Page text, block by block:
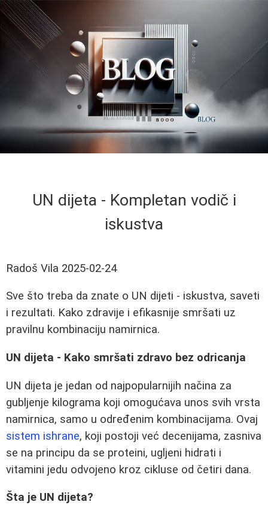
UN dijeta - Kompletan vodič i
iskustva
Radoš Vila 2025-02-24
Sve što treba da znate o UN dijeti - iskustva, saveti
i rezultati. Kako zdravije i efikasnije smršati uz
pravilnu kombinaciju namirnica.
UN dijeta - Kako smršati zdravo bez odricanja
UN dijeta je jedan od najpopularnijih načina za
gubljenje kilograma koji omogućava unos svih vrsta
namirnica, samo u određenim kombinacijama. Ovaj
sistem ishrane, koji postoji već decenijama, zasniva
se na principu da se proteini, ugljeni hidrati i
vitamini jedu odvojeno kroz cikluse od četiri dana.
Šta je UN dijeta?